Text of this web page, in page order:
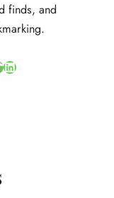
finds, and
LinkedIn